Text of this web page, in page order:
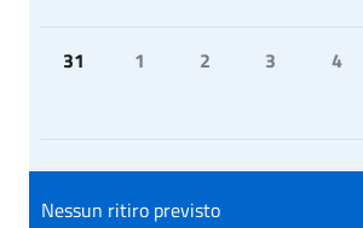
31 1 2 3 4
Nessun ritiro previsto